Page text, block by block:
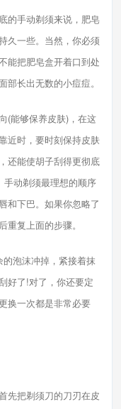
手动剃须来说，肥皂
久一些。当然，你必须
能把肥皂盒开着口到处
长出无数的小痘痘。
能够保养皮肤)，在这
近时，要时刻保持皮肤
还能使胡子刮得更彻底
手动剃须最理想的顺序
和下巴。如果你忽略了
复上面的步骤。
泡沫冲掉，紧接着抹
好了!对了，你还要定
换一次都是非常必要
把剃须刀的刀刃在皮